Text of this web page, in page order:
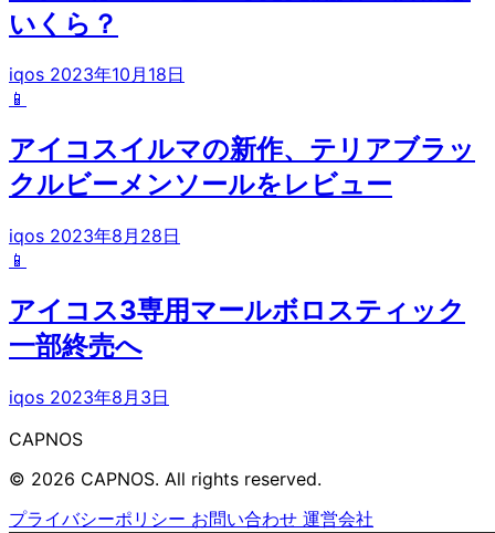
いくら？
iqos 2023年10月18日
📱
アイコスイルマの新作、テリアブラッ
クルビーメンソールをレビュー
iqos 2023年8月28日
📱
アイコス3専用マールボロスティック
一部終売へ
iqos 2023年8月3日
CAPNOS
© 2026 CAPNOS. All rights reserved.
プライバシーポリシー お問い合わせ 運営会社